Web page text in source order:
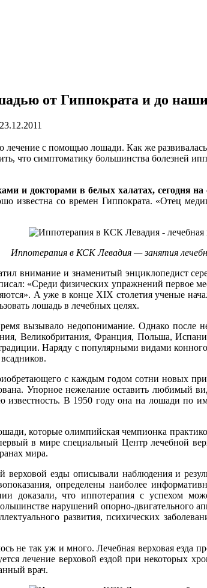
от Гиппократа и до
23.12.2011
с помощью лошади. Как же
что симптоматику большинства болезней
и докторами в белых халатах, сегодня на
известна со времен Гиппократа. «Отец
Иппотерапия в КСК Левадия — занятия
внимание и знаменитый энциклопедист
«Среди физических упражнений
А уже в конце XIX столетия ученые
лошадь в лечебных целях.
вызывало недопонимание. Однако после
Великобритания, Франция, Польша,
Наряду с популярными видами конного
с каждым годом сотни новых
Упорное нежелание оставить любимый
известность. В 1950 году она на лошади по
которые олимпийская чемпионка
в мире специальный Центр лечебной
мира.
езды описывали наблюдения и
определены наиболее
доказали, что иппотерапия с успехом
нарушений опорно-двигательного
развития, психических
не так уж и много. Лечебная верховая
лечение верховой ездой при некоторых
врач.